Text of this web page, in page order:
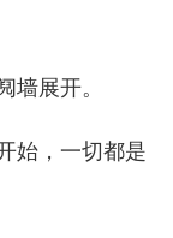
展开。
，一切都是